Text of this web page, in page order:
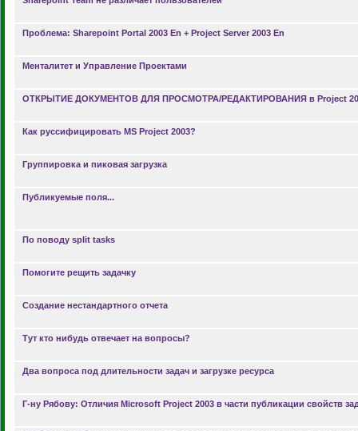
Проблема: Sharepoint Portal 2003 En + Project Server 2003 En
Менталитет и Управление Проектами
ОТКРЫТИЕ ДОКУМЕНТОВ ДЛЯ ПРОСМОТРА/РЕДАКТИРОВАНИЯ в Project
Как руссифицировать MS Project 2003?
Группировка и пиковая загрузка
Публикуемые поля...
По поводу split tasks
Помогите рещить задачку
Создание нестандартного отчета
Тут кто нибудь отвечает на вопросы?
Два вопроса под длительности задач и загрузке ресурса
Г-ну Рябову: Отличия Microsoft Project 2003 в части публикации свойств